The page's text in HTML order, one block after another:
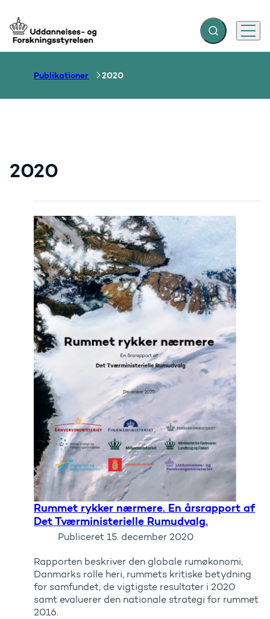
Gå til forsiden Fold søgefelt ud
Menu
Publikationer 2020
2020
Rummet rykker nærmere. En årsrapport af
Det Tværministerielle Rumudvalg.
Publiceret 15. december 2020
Rapporten beskriver den globale rumøkonomi,
Danmarks rolle heri, rummets kritiske betydning
for samfundet, de vigtigste resultater i 2020
samt evaluerer den nationale strategi for rummet
2016.